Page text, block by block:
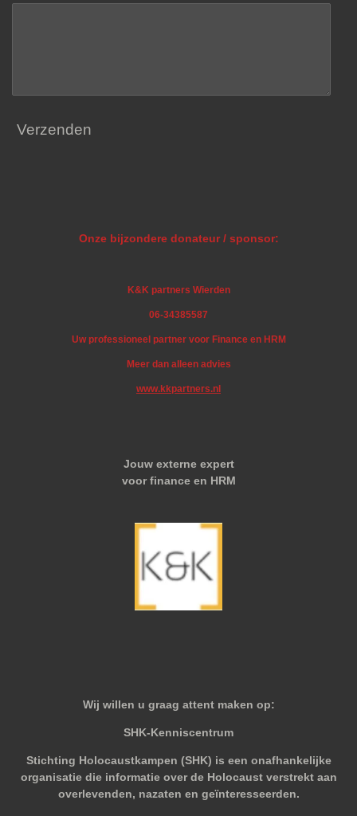
Verzenden
Onze bijzondere donateur / sponsor:
K&K partners Wierden
06-34385587
Uw professioneel partner voor Finance en HRM
Meer dan alleen advies
www.kkpartners.nl
Jouw externe expert
voor finance en HRM
Wij willen u graag attent maken op:
SHK-Kenniscentrum
Stichting Holocaustkampen (SHK) is een onafhankelijke
organisatie die informatie over de Holocaust verstrekt aan
overlevenden, nazaten en geïnteresseerden.